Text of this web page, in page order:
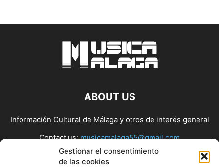
Gestionar el consentimiento
de las cookies
ABOUT US
Información Cultural de Málaga y otros de interés general
Contact us:musicamalaga55@gmail.com